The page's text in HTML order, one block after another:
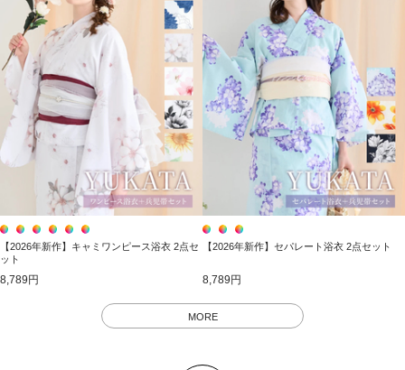
【2026年新作】キャミワンピース浴衣 2点セ
ット
8,789円
【2026年新作】セパレート浴衣 2点セット
8,789円
MORE